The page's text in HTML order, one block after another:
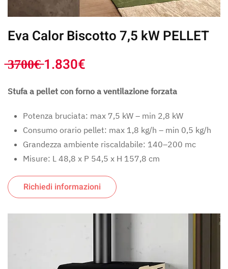
Eva Calor Biscotto 7,5 kW PELLET
̶3̶7̶0̶0̶€̶ 1.830€
Stufa a pellet con forno a ventilazione forzata
Potenza bruciata: max 7,5 kW – min 2,8 kW
Consumo orario pellet: max 1,8 kg/h – min 0,5 kg/h
Grandezza ambiente riscaldabile: 140–200 mc
Misure: L 48,8 x P 54,5 x H 157,8 cm
Richiedi informazioni